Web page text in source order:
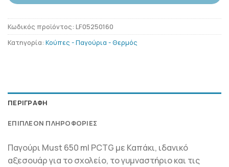
Κωδικός προϊόντος: LF05250160
Κατηγορία: Κούπες - Παγούρια - Θερμός
ΠΕΡΙΓΡΑΦΉ
ΕΠΙΠΛΈΟΝ ΠΛΗΡΟΦΟΡΊΕΣ
Παγούρι Must 650 ml PCTG με Καπάκι, ιδανικό
αξεσουάρ για το σχολείο, το γυμναστήριο και τις